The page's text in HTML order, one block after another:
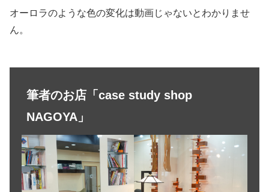
オーロラのような色の変化は動画じゃないとわかりませ
ん。
筆者のお店「case study shop
NAGOYA」